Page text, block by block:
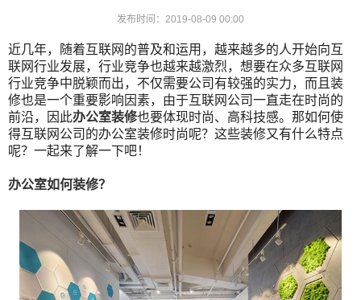
发布时间：2019-08-09 00:00
近几年，随着互联网的普及和运用，越来越多的人开始向互
联网行业发展，行业竞争也越来越激烈，想要在众多互联网
行业竞争中脱颖而出，不仅需要公司有较强的实力，而且装
修也是一个重要影响因素，由于互联网公司一直走在时尚的
前沿，因此办公室装修也要体现时尚、高科技感。那如何使
得互联网公司的办公室装修时尚呢？这些装修又有什么特点
呢？一起来了解一下吧！
办公室如何装修？